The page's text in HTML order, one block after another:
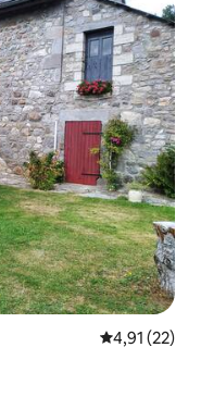
Évaluation
4,91 (22)